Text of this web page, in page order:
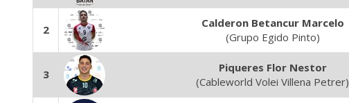
2
Calderon Betancur Marcelo
(Grupo Egido Pinto)
3
Piqueres Flor Nestor
(Cableworld Volei Villena Petrer)